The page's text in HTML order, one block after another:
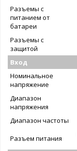
Разъемы с
питанием от
батареи
Разъемы с
защитой
Вход
Номинальное
напряжение
Диапазон
напряжения
Диапазон частоты
Разъем питания